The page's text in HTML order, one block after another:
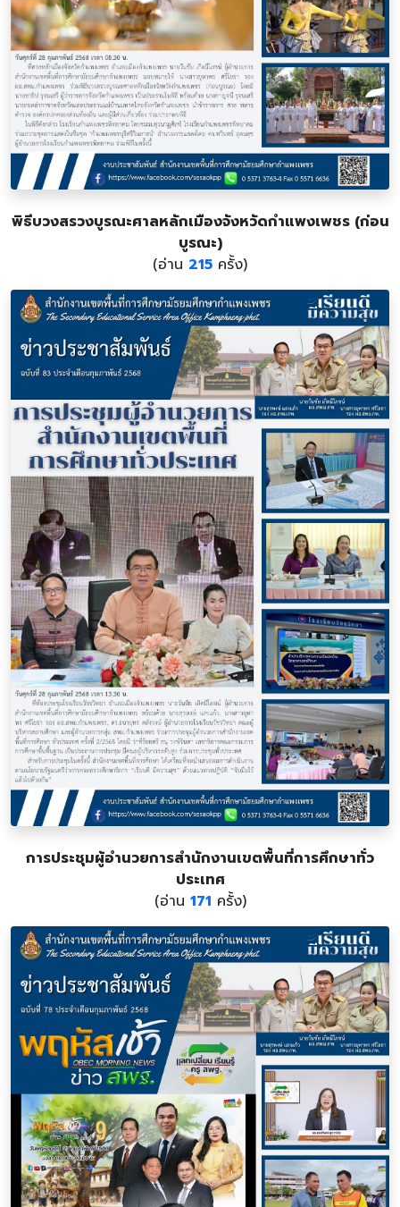
พิธีบวงสรวงบูรณะศาลหลักเมืองจังหวัดกำแพงเพชร (ก่อน
บูรณะ)
(อ่าน 215 ครั้ง)
การประชุมผู้อำนวยการสำนักงานเขตพื้นที่การศึกษาทั่ว
ประเทศ
(อ่าน 171 ครั้ง)